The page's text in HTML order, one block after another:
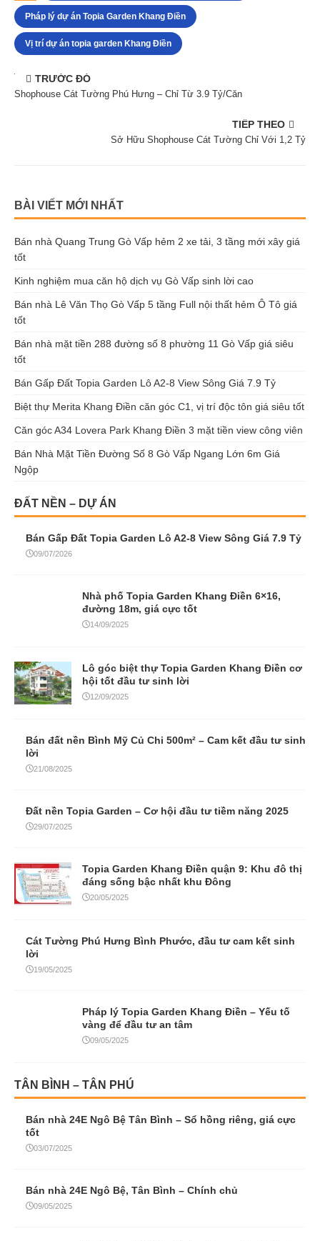
Pháp lý dự án Topia Garden Khang Điền
Vị trí dự án topia garden Khang Điền
TRƯỚC ĐÓ
Shophouse Cát Tường Phú Hưng – Chỉ Từ 3.9 Tỷ/Căn
TIẾP THEO
Sở Hữu Shophouse Cát Tường Chỉ Với 1,2 Tỷ
BÀI VIẾT MỚI NHẤT
Bán nhà Quang Trung Gò Vấp hẻm 2 xe tải, 3 tầng mới xây giá
tốt
Kinh nghiệm mua căn hộ dịch vụ Gò Vấp sinh lời cao
Bán nhà Lê Văn Thọ Gò Vấp 5 tầng Full nội thất hẻm Ô Tô giá
tốt
Bán nhà mặt tiền 288 đường số 8 phường 11 Gò Vấp giá siêu
tốt
Bán Gấp Đất Topia Garden Lô A2-8 View Sông Giá 7.9 Tỷ
Biệt thự Merita Khang Điền căn góc C1, vị trí độc tôn giá siêu tốt
Căn góc A34 Lovera Park Khang Điền 3 mặt tiền view công viên
Bán Nhà Mặt Tiền Đường Số 8 Gò Vấp Ngang Lớn 6m Giá
Ngộp
ĐẤT NỀN – DỰ ÁN
Bán Gấp Đất Topia Garden Lô A2-8 View Sông Giá 7.9 Tỷ
09/07/2026
Nhà phố Topia Garden Khang Điền 6×16,
đường 18m, giá cực tốt
14/09/2025
Lô góc biệt thự Topia Garden Khang Điền cơ
hội tốt đầu tư sinh lời
12/09/2025
Bán đất nền Bình Mỹ Củ Chi 500m² – Cam kết đầu tư sinh
lời
21/08/2025
Đất nền Topia Garden – Cơ hội đầu tư tiềm năng 2025
29/07/2025
Topia Garden Khang Điền quận 9: Khu đô thị
đáng sống bậc nhất khu Đông
20/05/2025
Cát Tường Phú Hưng Bình Phước, đầu tư cam kết sinh
lời
19/05/2025
Pháp lý Topia Garden Khang Điền – Yếu tố
vàng để đầu tư an tâm
09/05/2025
TÂN BÌNH – TÂN PHÚ
Bán nhà 24E Ngô Bệ Tân Bình – Sổ hồng riêng, giá cực
tốt
03/07/2025
Bán nhà 24E Ngô Bệ, Tân Bình – Chính chủ
09/05/2025